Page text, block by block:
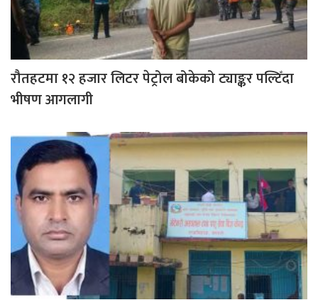
रौतहटमा १२ हजार लिटर पेट्रोल बोकेको ट्याङ्कर पल्टिँदा
भीषण आगलागी